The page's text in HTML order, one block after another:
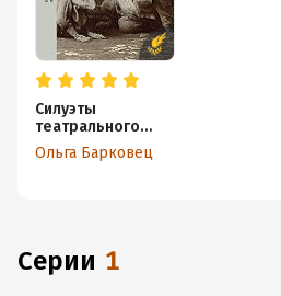
Силуэты
театрального
прошлого. И. А.
Всеволожской и
Ольга Барковец
Серии 1